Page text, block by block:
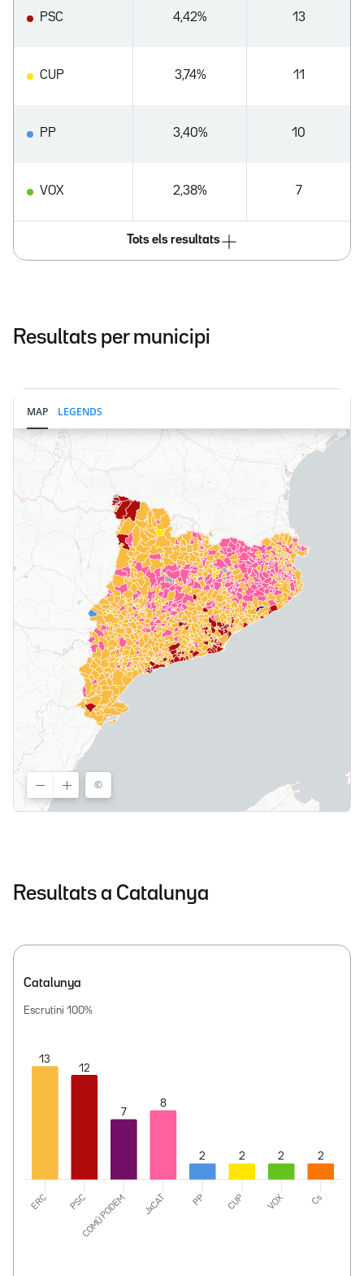
PSC 4,42% 13
CUP 3,74% 11
PP 3,40% 10
VOX 2,38% 7
Tots els resultats
Resultats per municipi
Resultats a Catalunya
Catalunya
Escrutini 100%